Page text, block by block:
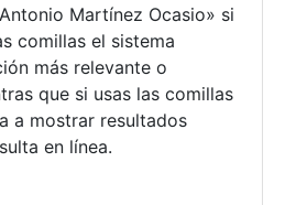
Martínez Ocasio» si
comillas el sistema
más relevante o
que si usas las comillas
a mostrar resultados
en línea.